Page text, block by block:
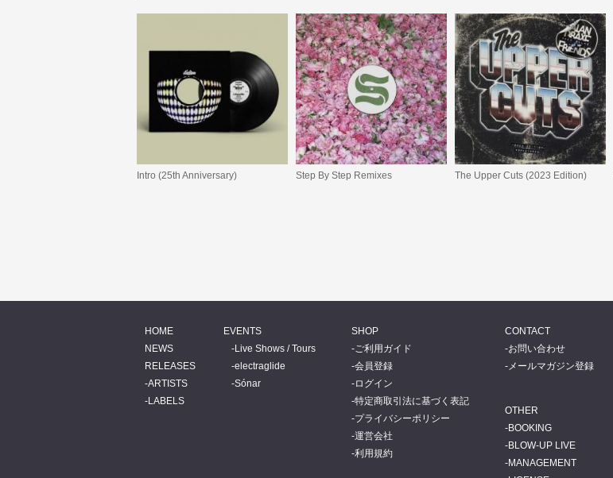
Intro (25th Anniversary) Step By Step Remixes The Upper Cuts (2023 Edition)
HOME
NEWS
RELEASES
ARTISTS
LABELS
EVENTS
Live Shows / Tours
electraglide
Sónar
SHOP
ご利用ガイド
会員登録
ログイン
特定商取引法に基づく表記
プライバシーポリシー
運営会社
利用規約
CONTACT
お問い合わせ
メールマガジン登録
OTHER
BOOKING
BLOW-UP LIVE
MANAGEMENT